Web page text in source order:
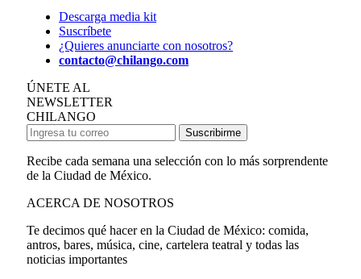
Descarga media kit
Suscríbete
¿Quieres anunciarte con nosotros?
contacto@chilango.com
ÚNETE AL
NEWSLETTER
CHILANGO
Suscribirme
Recibe cada semana una selección con lo más sorprendente
de la Ciudad de México.
ACERCA DE NOSOTROS
Te decimos qué hacer en la Ciudad de México: comida,
antros, bares, música, cine, cartelera teatral y todas las
noticias importantes